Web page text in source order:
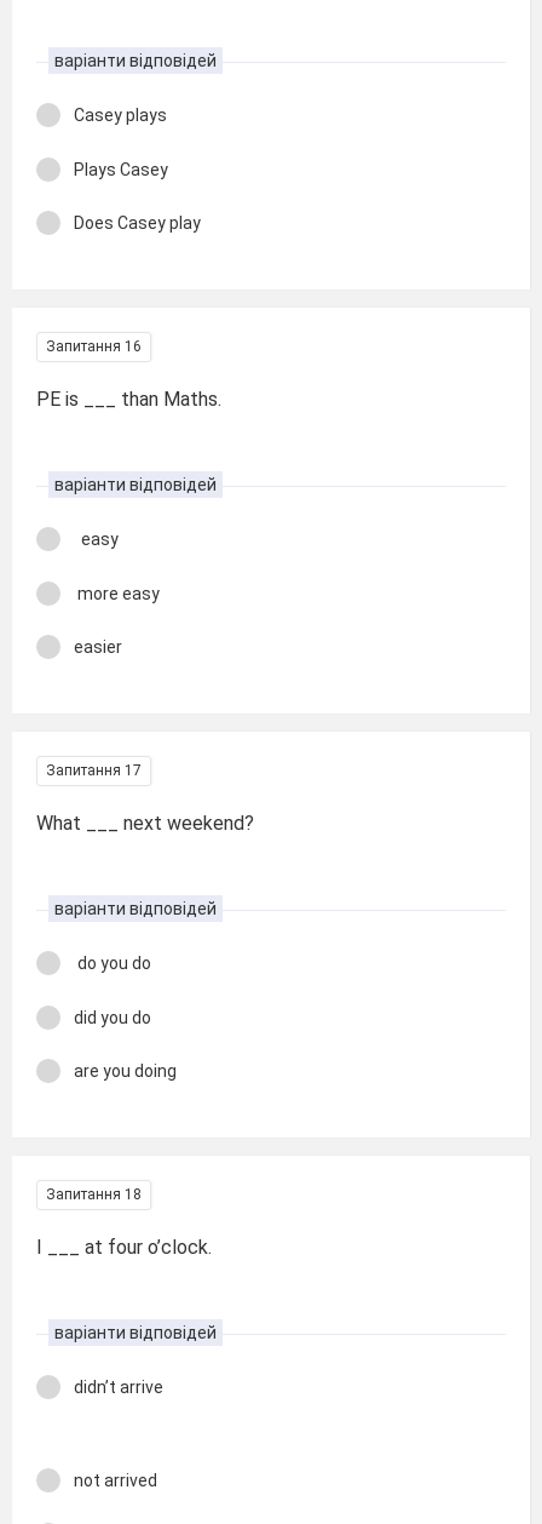
варіанти відповідей
Casey plays
Plays Casey
Does Casey play
Запитання 16
PE is ___ than Maths.
варіанти відповідей
easy
more easy
easier
Запитання 17
What ___ next weekend?
варіанти відповідей
do you do
did you do
are you doing
Запитання 18
I ___ at four o’clock.
варіанти відповідей
didn’t arrive
not arrived